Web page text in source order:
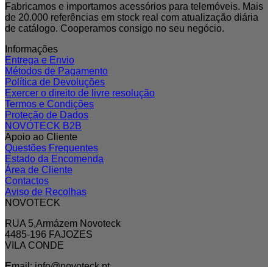
Fabricamos e importamos acessórios para telemóveis. Mais
de 20.000 referências em stock real com atualização diária
de catálogo. Cooperamos consigo no seu negócio.
Informações
Entrega e Envio
Métodos de Pagamento
Política de Devoluções
Exercer o direito de livre resolução
Termos e Condições
Proteção de Dados
NOVOTECK B2B
Apoio ao Cliente
Questões Frequentes
Estado da Encomenda
Área de Cliente
Contactos
Aviso de Recolhas
NOVOTECK
RUA 5,Armázem Novoteck
4485-196 FAJOZES
VILA CONDE